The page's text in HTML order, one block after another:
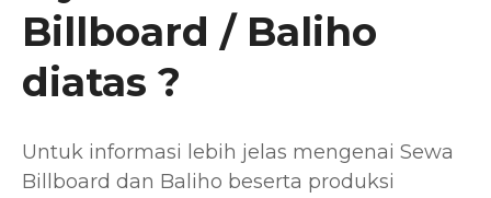
Billboard / Baliho
diatas ?
Untuk informasi lebih jelas mengenai Sewa
Billboard dan Baliho beserta produksi